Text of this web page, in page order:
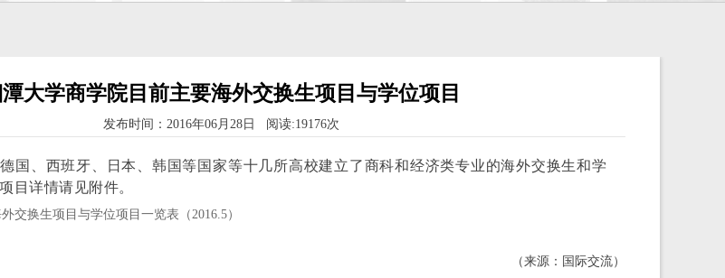
大学商学院目前主要海外交换生项目与学位项目
发布时间：2016年06月28日 阅读:19176次
国、西班牙、日本、韩国等国家等十几所高校建立了商科和经济类专业的海外交换生和学
目详情请见附件。
交换生项目与学位项目一览表（2016.5）
（来源：国际交流）